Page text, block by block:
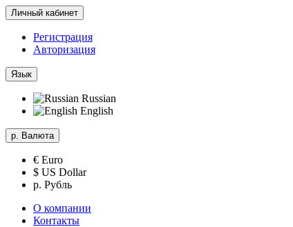
Личный кабинет
Регистрация
Авторизация
Язык
Russian
English
р. Валюта
€ Euro
$ US Dollar
р. Рубль
О компании
Контакты